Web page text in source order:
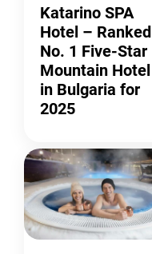
Katarino SPA
Hotel – Ranked
No. 1 Five-Star
Mountain Hotel
in Bulgaria for
2025